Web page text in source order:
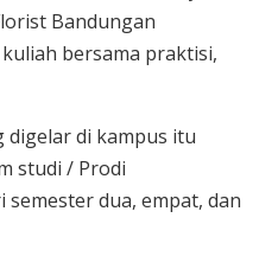
Bandungan
bersama praktisi,
digelar di kampus itu
studi / Prodi
dua, empat, dan